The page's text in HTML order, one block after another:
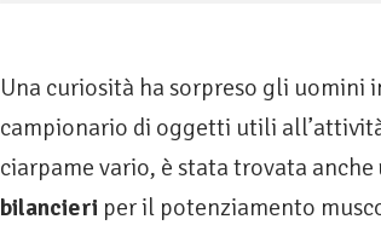
Una curiosità ha sorpreso gli
campionario di oggetti utili
ciarpame vario, è stata trovata anche
bilancieri per il potenziamento